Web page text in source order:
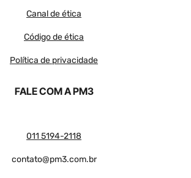
Canal de ética
Código de ética
Política de privacidade
FALE COM A PM3
011 5194-2118
contato@pm3.com.br